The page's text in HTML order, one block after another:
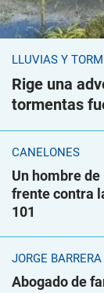
LLUVIAS Y
Rige una
tormentas
CANELONES
Un hombre
frente contra
101
JORGE BARRERA
Abogado de